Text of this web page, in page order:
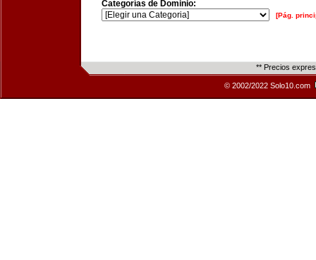
Categorías de Dominio:
[Pág.
** Precios
© 2002/2022 Solo10.com